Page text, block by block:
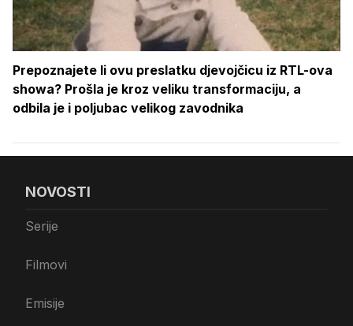
Prepoznajete li ovu preslatku djevojčicu iz RTL-ova
showa? Prošla je kroz veliku transformaciju, a
odbila je i poljubac velikog zavodnika
NOVOSTI
Serije
Filmovi
Emisije